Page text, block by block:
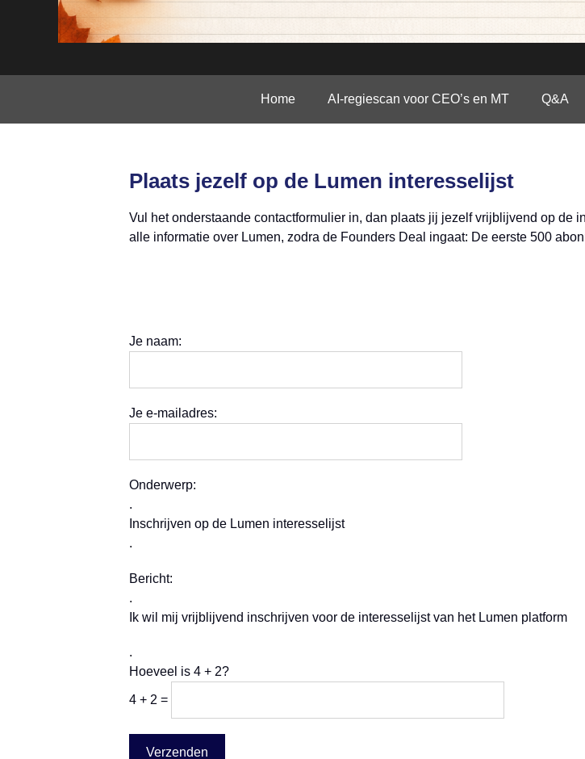
Home AI-regiescan voor CEO’s en MT Q&A
Plaats jezelf op de Lumen interesselijst
Vul het onderstaande contactformulier in, dan plaats jij jezelf vrijblijvend op de
alle informatie over Lumen, zodra de Founders Deal ingaat: De eerste 500
Je naam:
Je e-mailadres:
Onderwerp:
.
Inschrijven op de Lumen interesselijst
.
Bericht:
.
Ik wil mij vrijblijvend inschrijven voor de interesselijst van het Lumen platform
.
Hoeveel is 4 + 2?
4 + 2 =